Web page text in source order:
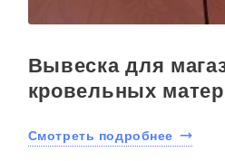
Вывеска для
кровельных
Смотреть подробнее